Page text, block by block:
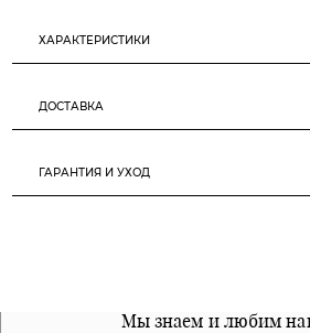
ХАРАКТЕРИСТИКИ
ДОСТАВКА
ГАРАНТИЯ И УХОД
Мы знаем и любим
Все наши материалы
Примерка перед